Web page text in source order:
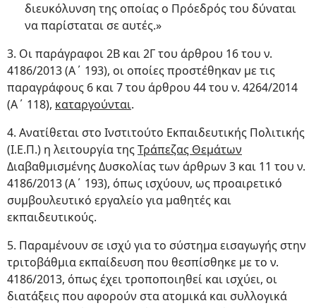
διευκόλυνση της οποίας ο Πρόεδρός του δύναται
να παρίσταται σε αυτές.»
3. Οι παράγραφοι 2Β και 2Γ του άρθρου 16 του ν.
4186/2013 (Α΄ 193), οι οποίες προστέθηκαν με τις
παραγράφους 6 και 7 του άρθρου 44 του ν. 4264/2014
(Α΄ 118), καταργούνται.
4. Ανατίθεται στο Ινστιτούτο Εκπαιδευτικής Πολιτικής
(I.E.Π.) η λειτουργία τηςΤράπεζας Θεμάτων
Διαβαθμισμένης Δυσκολίας των άρθρων 3 και 11 του ν.
4186/2013 (Α΄ 193), όπως ισχύουν, ως προαιρετικό
συμβουλευτικό εργαλείο για μαθητές και
εκπαιδευτικούς.
5. Παραμένουν σε ισχύ για το σύστημα εισαγωγής στην
τριτοβάθμια εκπαίδευση που θεσπίσθηκε με το ν.
4186/2013, όπως έχει τροποποιηθεί και ισχύει, οι
διατάξεις που αφορούν στα ατομικά και συλλογικά